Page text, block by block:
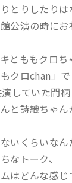
とりしたりは
公演の時にお
とももクロち
クロchan」で
していた間柄
と詩織ちゃ
いくらいなん
なトーク、
はどんな感じ